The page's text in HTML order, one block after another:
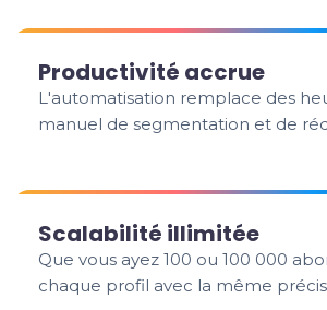
Productivité accrue
L'automatisation remplace des
manuel de segmentation et de
Scalabilité illimitée
Que vous ayez 100 ou 100 000
chaque profil avec la même